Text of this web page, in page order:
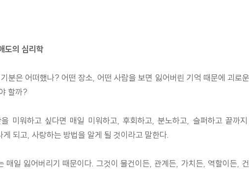
도의 심리학
분은 어떠했나? 어떤 장소, 어떤 사람을 보면 잃어버린 기억 때문에 괴
할까?
을 미워하고 싶다면 매일 미워하고, 후회하고, 분노하고, 슬퍼하고 끝
되고, 사랑하는 방법을 알게 될 것이라고 말한다.
매일 잃어버리기 때문이다. 그것이 물건이든, 관계든, 가치든, 역할이든,